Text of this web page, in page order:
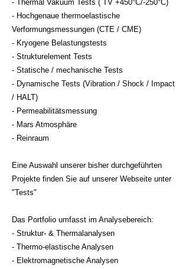
- Thermal Vakuum Tests ( TV +450°C/-250°C)
- Hochgenaue thermoelastische
Verformungsmessungen (CTE / CME)
- Kryogene Belastungstests
- Strukturelement Tests
- Statische / mechanische Tests
- Dynamische Tests (Vibration / Shock / Impact
/ HALT)
- Permeabilitätsmessung
- Mars Atmosphäre
- Reinraum
Eine Auswahl unserer bisher durchgeführten
Projekte finden Sie auf unserer Webseite unter
"Tests"
Das Portfolio umfasst im Analysebereich:
- Struktur- & Thermalanalysen
- Thermo-elastische Analysen
- Elektromagnetische Analysen